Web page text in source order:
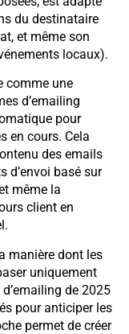
du destinataire
et même son
locaux).
comme une
d’emailing
pour
en cours. Cela
des emails
d’envoi basé sur
même la
client en
manière dont les
uniquement
de 2025
pour anticiper les
permet de créer